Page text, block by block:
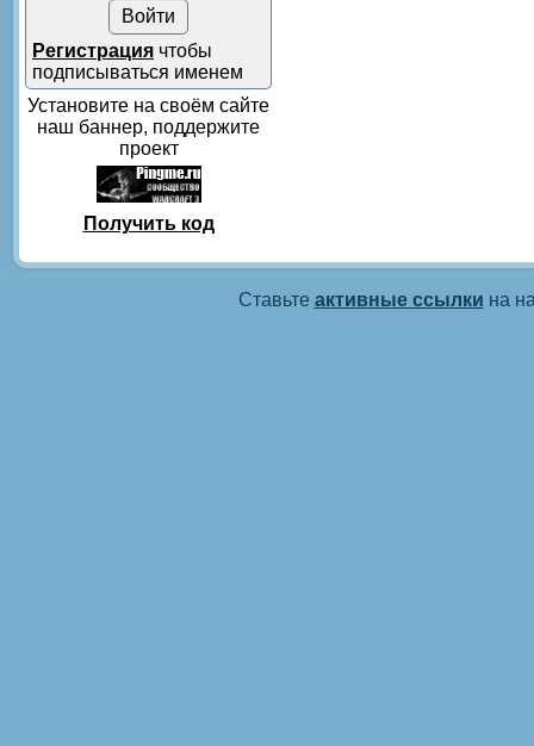
Регистрация чтобы
подписываться именем
Установите на своём сайте
наш баннер, поддержите
проект
Получить код
Ставьте активные ссылки на